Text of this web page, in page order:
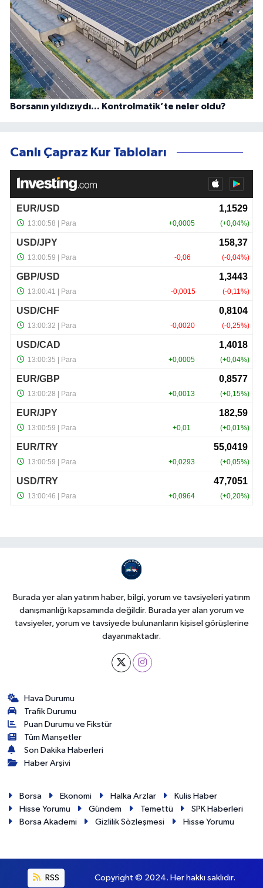
Borsanın yıldızıydı... Kontrolmatik’te neler oldu?
Canlı Çapraz Kur Tabloları
Burada yer alan yatırım haber, bilgi, yorum ve tavsiyeleri yatırım
danışmanlığı kapsamında değildir. Burada yer alan yorum ve
tavsiyeler, yorum ve tavsiyede bulunanların kişisel görüşlerine
dayanmaktadır.
Hava Durumu
Trafik Durumu
Puan Durumu ve Fikstür
Tüm Manşetler
Son Dakika Haberleri
Haber Arşivi
Borsa Ekonomi Halka Arzlar
Kulis Haber
Hisse Yorumu
Gündem Temettü
SPK Haberleri
Borsa Akademi
Gizlilik Sözleşmesi Hisse Yorumu
RSS Copyright © 2024. Her hakkı saklıdır.